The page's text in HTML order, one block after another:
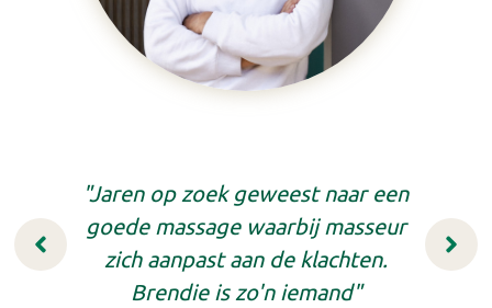
"Jaren op zoek geweest naar een
goede massage waarbij masseur
zich aanpast aan de klachten.
Brendie is zo'n iemand"
met
"Hele